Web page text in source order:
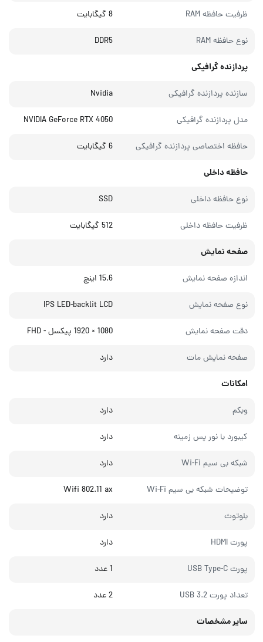
ظرفیت حافظه RAM 8 گیگابایت
نوع حافظه RAM DDR5
پردازنده گرافیکی
سازنده پردازنده گرافیکی Nvidia
مدل پردازنده گرافیکی NVIDIA GeForce RTX 4050
حافظه اختصاصی پردازنده گرافیکی 6 گیگابایت
حافظه داخلی
نوع حافظه داخلی SSD
ظرفیت حافظه داخلی 512 گیگابایت
صفحه نمایش
اندازه صفحه نمایش 15.6 اینچ
نوع صفحه نمایش IPS LED-backlit LCD
دقت صفحه نمایش 1080 × 1920 پیکسل - FHD
صفحه نمایش مات دارد
امکانات
وبکم دارد
کیبورد با نور پس زمینه دارد
شبکه بی سیم Wi-Fi دارد
توضیحات شبکه بی سیم Wi-Fi Wifi 802.11 ax
بلوتوث دارد
پورت HDMI دارد
پورت USB Type-C 1 عدد
تعداد پورت USB 3.2 2 عدد
سایر مشخصات